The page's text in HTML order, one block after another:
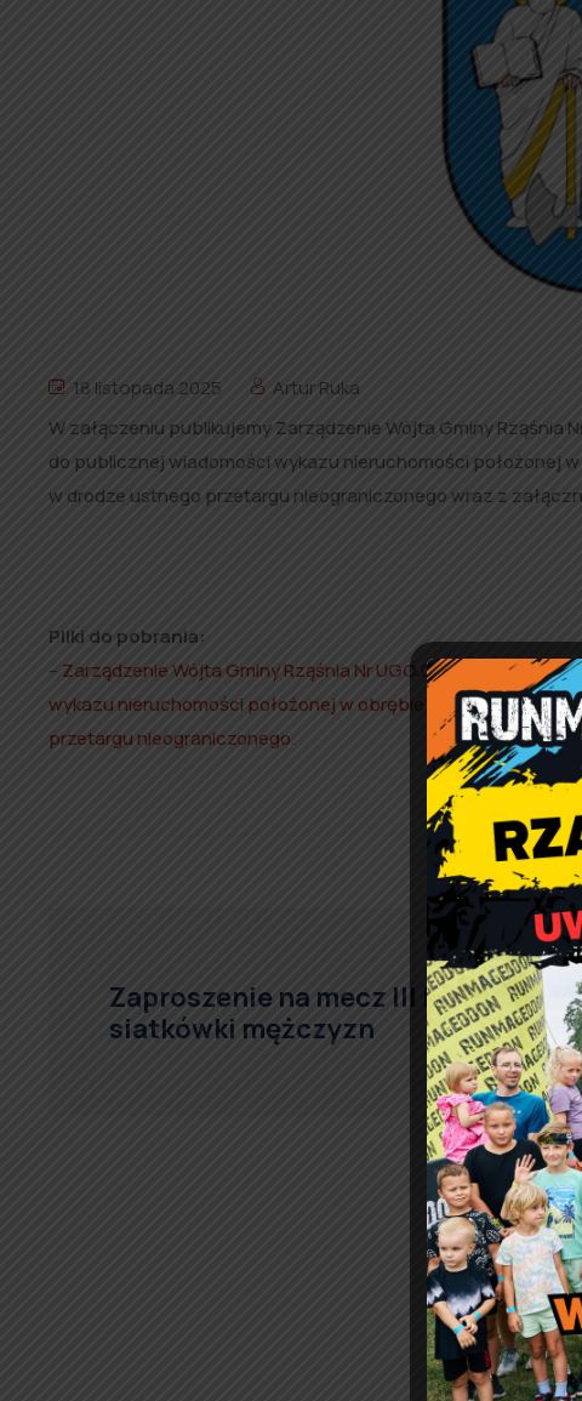
18 listopada 2025
Artur Ruka
W załączeniu publikujemy Zarządzenie Wójta Gminy Rząśnia
do publicznej wiadomości wykazu nieruchomości położonej
w drodze ustnego przetargu nieograniczonego wraz z
Pliki do pobrania:
– Zarządzenie Wójta Gminy Rząśnia Nr UGO.0050.95.2025 z
wykazu nieruchomości położonej w obrębie geodezyjnym
przetargu nieograniczonego.
Zaproszenie na mecz III ligi
siatkówki mężczyzn